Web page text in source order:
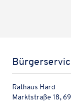
Rathaus Hard
Marktstraße 18,